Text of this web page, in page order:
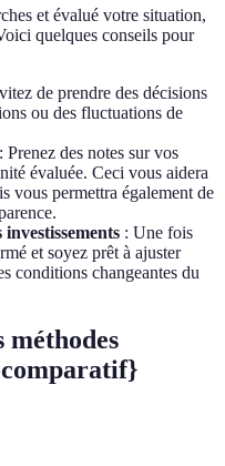
et évalué votre situation,
quelques conseils pour
de prendre des décisions
ou des fluctuations de
: Prenez des notes sur vos
évaluée. Ceci vous aidera
vous permettra également de
: Une fois
et soyez prêt à ajuster
conditions changeantes du
méthodes